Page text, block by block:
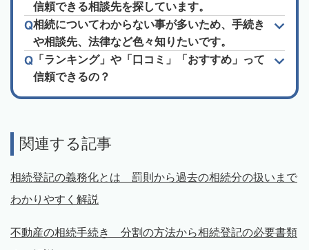
信頼できる相談先を探しています。
相続についてわからない事が多いため、手続き
や相談先、法律など色々知りたいです。
「ランキング」や「口コミ」「おすすめ」って
信頼できるの？
関連する記事
相続登記の義務化とは 罰則から過去の相続分の扱いまで
わかりやすく解説
不動産の相続手続き 分割の方法から相続登記の必要書類